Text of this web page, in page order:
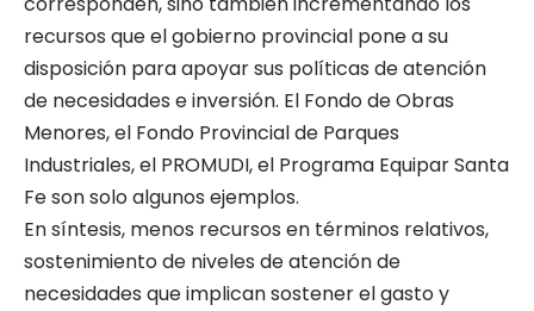
recursos que el gobierno provincial pone a su
disposición para apoyar sus políticas de atención
de necesidades e inversión. El Fondo de Obras
Menores, el Fondo Provincial de Parques
Industriales, el PROMUDI, el Programa Equipar Santa
Fe son solo algunos ejemplos.
En síntesis, menos recursos en términos relativos,
sostenimiento de niveles de atención de
necesidades que implican sostener el gasto y